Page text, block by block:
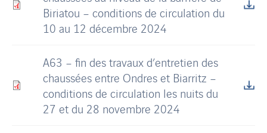
Biriatou – conditions de circulation du
10 au 12 décembre 2024
A63 – fin des travaux d’entretien des
chaussées entre Ondres et Biarritz –
conditions de circulation les nuits du
27 et du 28 novembre 2024